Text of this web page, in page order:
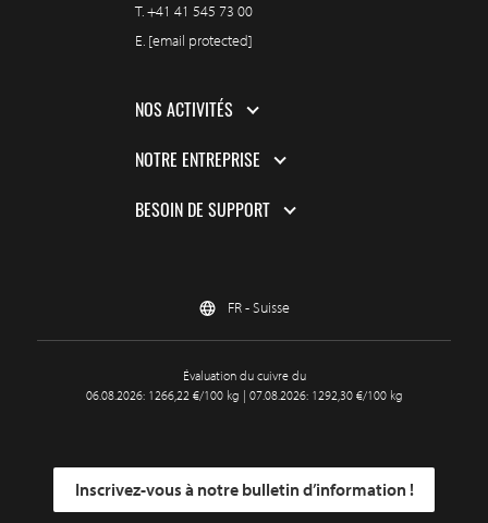
T.+41 41 545 73 00
E. [email protected]
NOS ACTIVITÉS
NOTRE ENTREPRISE
BESOIN DE SUPPORT
FR - Suisse
Évaluation du cuivre du
06.08.2026: 1266,22 €/100 kg | 07.08.2026: 1292,30 €/100 kg
Inscrivez-vous à notre bulletin d’information !